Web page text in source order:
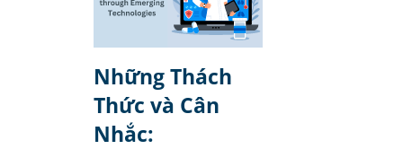
Những Thách
Thức và Cân
Nhắc: